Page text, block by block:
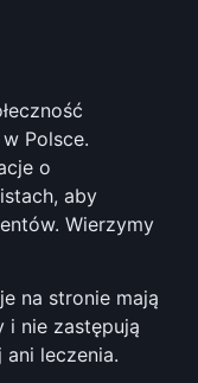
Polsce.
o
aby
Wierzymy
na stronie mają
i nie zastępują
leczenia.